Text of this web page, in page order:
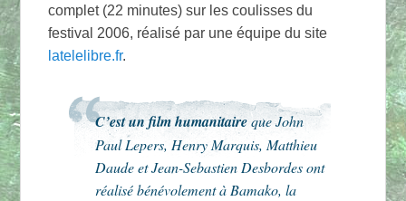
complet (22 minutes) sur les coulisses du
festival 2006, réalisé par une équipe du site
latelelibre.fr.
C’est un film humanitaireque John
Paul Lepers, Henry Marquis, Matthieu
Daude et Jean-Sebastien Desbordes ont
réalisé bénévolement à Bamako, la